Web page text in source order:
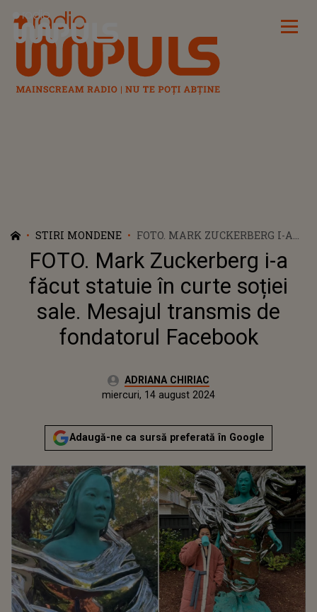
Radio Impuls
STIRI MONDENE
FOTO. MARK ZUCKERBERG I-A
FĂCUT STATUIE ÎN CURTE
SOȚIEI SALE. MESAJUL
TRANSMIS DE FONDATORUL
FACEBOOK
FOTO. Mark Zuckerberg i-a
făcut statuie în curte soției
sale. Mesajul transmis de
fondatorul Facebook
Autor:ADRIANA CHIRIAC
miercuri, 14 august 2024Actualizat:
miercuri, 14 august 2024
Adaugă-ne ca sursă preferată în Google